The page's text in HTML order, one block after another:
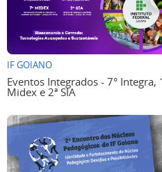
IF GOIANO
Eventos Integrados - 7° Integra,
Midex e 2ª SIA